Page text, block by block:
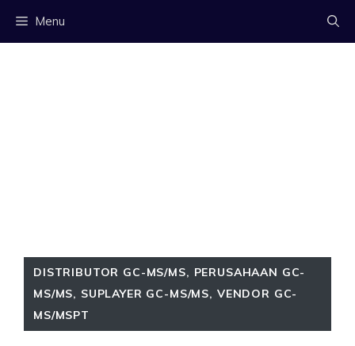
Menu
DISTRIBUTOR GC-MS/MS, PERUSAHAAN GC-
MS/MS, SUPLAYER GC-MS/MS, VENDOR GC-
MS/MSPT